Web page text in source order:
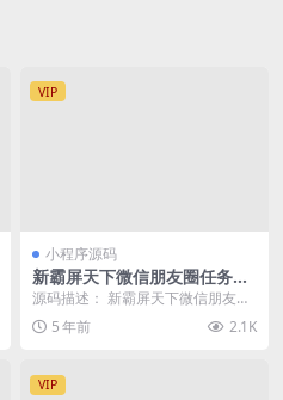
VIP
小程序源码
新霸屏天下微信朋友圈任务分
享自动挂机赚钱APP完整版源
码微信朋友圈源码微信宣传源
码
源码描述： 新霸屏天下微信朋友圈
任务分享自动挂机赚钱APP完整版
源码微信朋友圈源...
5 年前 2.1K
VIP